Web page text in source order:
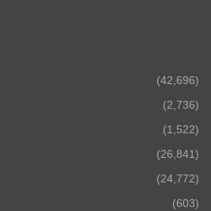
(42,696)
(2,736)
(1,522)
(26,841)
(24,772)
(603)